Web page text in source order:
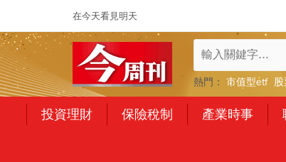
在今天看見明天
熱門： 市值型etf
投資理財 保險稅制 產業時事